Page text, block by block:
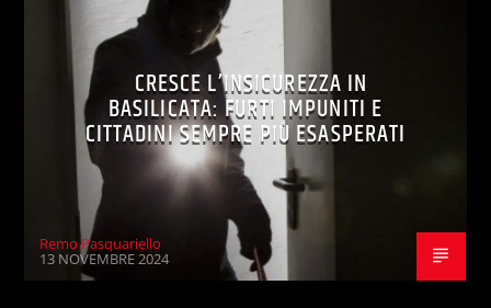
CRESCE L’INSICUREZZA IN
BASILICATA: FURTI IMPUNITI E
CITTADINI SEMPRE PIÙ ESASPERATI
Remo Pasquariello
13 NOVEMBRE 2024